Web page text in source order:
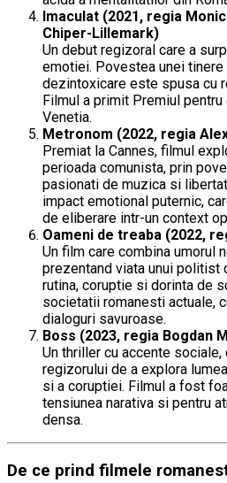
Imaculat (2021, regia
Chiper-Lillemark)
Un debut regizoral care a
emotiei. Povestea unei
dezintoxicare este spusa cu
Filmul a primit Premiul
Venetia.
Metronom (2022, regia
Premiat la Cannes, filmul
perioada comunista, prin
pasionati de muzica si
impact emotional puternic,
de eliberare intr-un context
Oameni de treaba (2022,
Un film care combina umorul
prezentand viata unui politist
rutina, coruptie si dorinta de
societatii romanesti actuale,
dialoguri savuroase.
Boss (2023, regia Bogdan
Un thriller cu accente
regizorului de a explora
si a coruptiei. Filmul a fost
tensiunea narativa si pentru
densa.
De ce prind filmele